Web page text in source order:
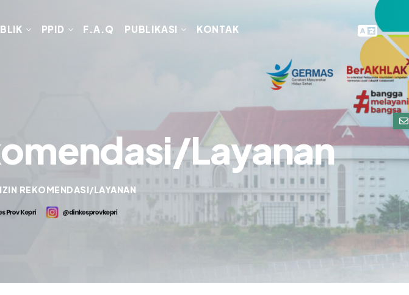
PPID F.A.Q PUBLIKASI KONTAK
Layanan
REKOMENDASI/LAYANAN